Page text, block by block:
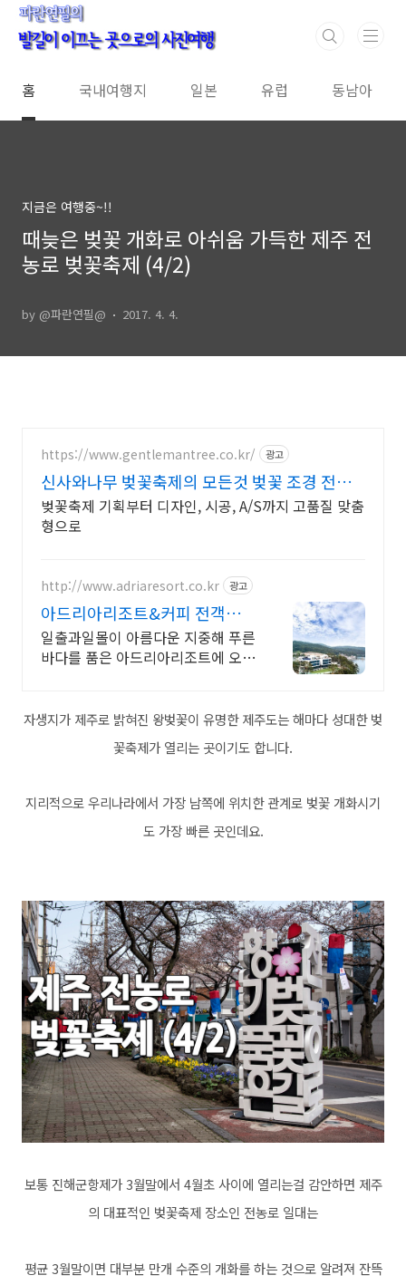
본문 바로가기
홈 국내여행지 일본 유럽 동남아
지금은 여행중~!!
때늦은 벚꽃 개화로 아쉬움 가득한 제주 전
농로 벚꽃축제 (4/2)
by @파란연필@ 2017. 4. 4.
https://www.gentlemantree.co.kr/ 광고
신사와나무 벚꽃축제의 모든것 벚꽃 조경 전문
기업
벚꽃축제 기획부터 디자인, 시공, A/S까지 고품질 맞춤
형으로
http://www.adriaresort.co.kr 광고
아드리아리조트&커피 전객실
바다전망, 아로마스파
일출과일몰이 아름다운 지중해 푸른
바다를 품은 아드리아리조트에 오신
자생지가 제주로 밝혀진 왕벚꽃이 유명한 제주도는해마다 성대한 벚
꽃축제가 열리는 곳이기도 합니다.
지리적으로 우리나라에서 가장 남쪽에 위치한 관계로 벚꽃 개화시기
도 가장 빠른 곳인데요.
보통 진해군항제가 3월말에서 4월초 사이에 열리는걸 감안하면 제주
의 대표적인 벚꽃축제 장소인 전농로 일대는
평균 3월말이면 대부분 만개 수준의 개화를 하는 것으로 알려져 잔뜩